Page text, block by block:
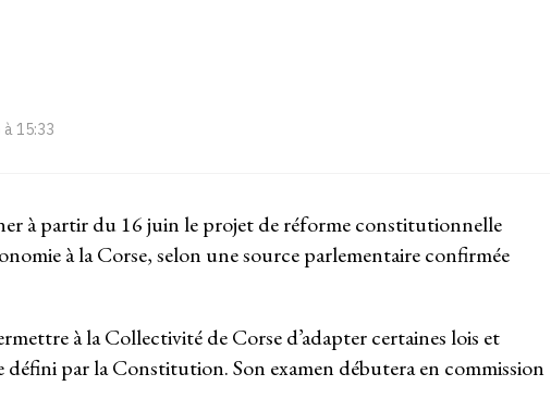
à 15:33
à partir du 16 juin le projet de réforme constitutionnelle
à la Corse, selon une source parlementaire confirmée
à la Collectivité de Corse d’adapter certaines lois et
défini par la Constitution. Son examen débutera en commission